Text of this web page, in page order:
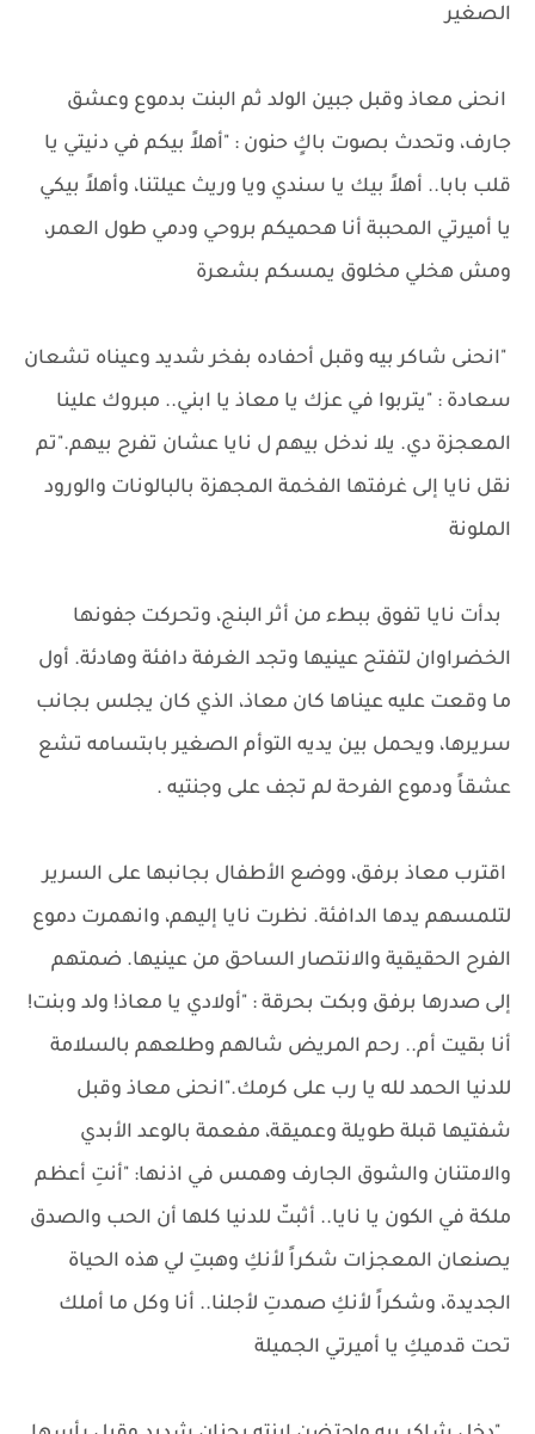
الصغير
انحنى معاذ وقبل جبين الولد ثم البنت بدموع وعشق
جارف، وتحدث بصوت باكٍ حنون : "أهلاً بيكم في دنيتي يا
قلب بابا.. أهلاً بيك يا سندي ويا وريث عيلتنا، وأهلاً بيكي
يا أميرتي المحببة أنا هحميكم بروحي ودمي طول العمر،
ومش هخلي مخلوق يمسكم بشعرة
"انحنى شاكر بيه وقبل أحفاده بفخر شديد وعيناه تشعان
سعادة : "يتربوا في عزك يا معاذ يا ابني.. مبروك علينا
المعجزة دي. يلا ندخل بيهم ل نايا عشان تفرح بيهم."تم
نقل نايا إلى غرفتها الفخمة المجهزة بالبالونات والورود
الملونة
بدأت نايا تفوق ببطء من أثر البنج، وتحركت جفونها
الخضراوان لتفتح عينيها وتجد الغرفة دافئة وهادئة. أول
ما وقعت عليه عيناها كان معاذ، الذي كان يجلس بجانب
سريرها، ويحمل بين يديه التوأم الصغير بابتسامه تشع
عشقاً ودموع الفرحة لم تجف على وجنتيه .
اقترب معاذ برفق، ووضع الأطفال بجانبها على السرير
لتلمسهم يدها الدافئة. نظرت نايا إليهم، وانهمرت دموع
الفرح الحقيقية والانتصار الساحق من عينيها. ضمتهم
إلى صدرها برفق وبكت بحرقة : "أولادي يا معاذ! ولد وبنت!
أنا بقيت أم.. رحم المريض شالهم وطلعهم بالسلامة
للدنيا الحمد لله يا رب على كرمك."انحنى معاذ وقبل
شفتيها قبلة طويلة وعميقة، مفعمة بالوعد الأبدي
والامتنان والشوق الجارف وهمس في اذنها: "أنتِ أعظم
ملكة في الكون يا نايا.. أثبتّ للدنيا كلها أن الحب والصدق
يصنعان المعجزات شكراً لأنكِ وهبتِ لي هذه الحياة
الجديدة، وشكراً لأنكِ صمدتِ لأجلنا.. أنا وكل ما أملك
تحت قدميكِ يا أميرتي الجميلة